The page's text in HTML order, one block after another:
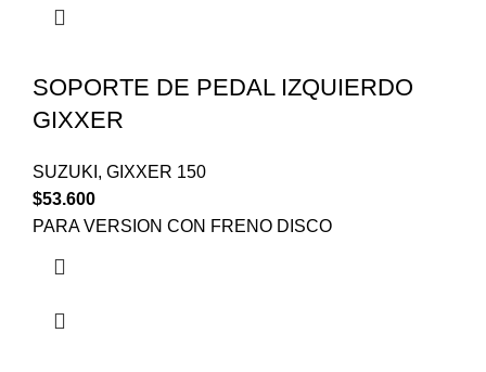
SOPORTE DE PEDAL IZQUIERDO
GIXXER
SUZUKI , GIXXER 150
$53.600
PARA VERSION CON FRENO DISCO